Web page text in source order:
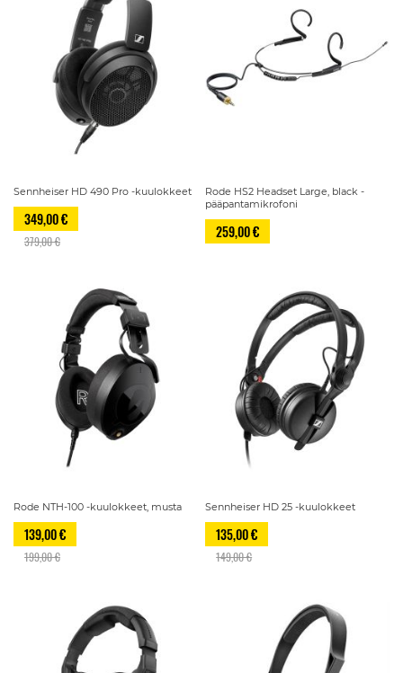
Sennheiser HD 490 Pro -kuulokkeet
349,00 €
379,00 €
Rode HS2 Headset Large, black -
pääpantamikrofoni
259,00 €
Rode NTH-100 -kuulokkeet, musta
139,00 €
199,00 €
Sennheiser HD 25 -kuulokkeet
135,00 €
149,00 €